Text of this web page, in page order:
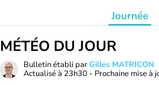
Journée
MÉTÉO DU JOUR
Bulletin établi parGilles MATRICON
Actualisé à 23h30 - Prochaine mise à